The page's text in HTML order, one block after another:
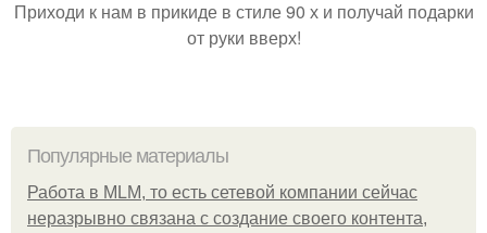
Приходи к нам в прикиде в стиле 90 х и получай подарки
от руки вверх!
Популярные материалы
Работа в MLM, то есть сетевой компании сейчас
неразрывно связана с создание своего контента,